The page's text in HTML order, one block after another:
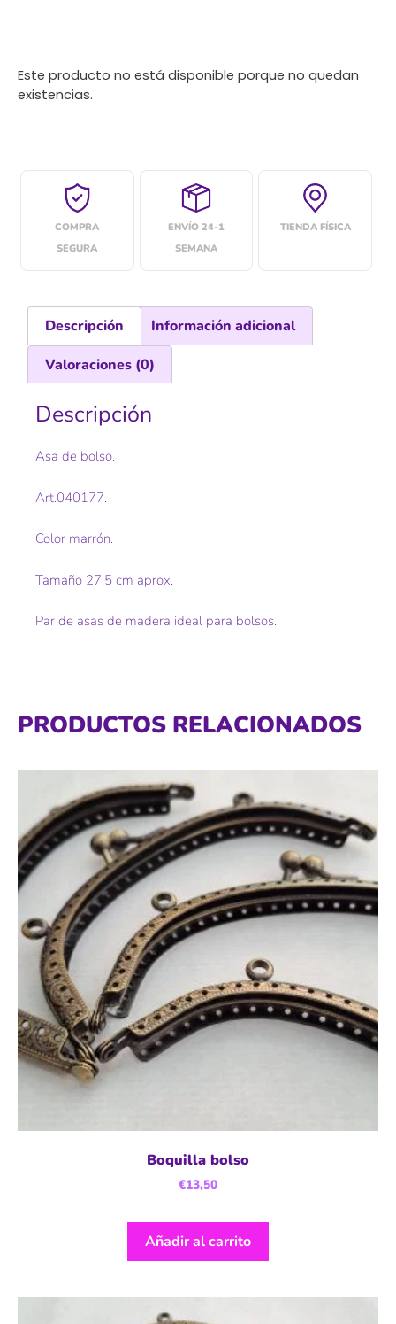
Este producto no está disponible porque no quedan
existencias.
COMPRA
SEGURA
ENVÍO 24-1
SEMANA
TIENDA FÍSICA
Descripción
Información adicional
Valoraciones (0)
Descripción
Asa de bolso.
Art.040177.
Color marrón.
Tamaño 27,5 cm aprox.
Par de asas de madera ideal para bolsos.
PRODUCTOS RELACIONADOS
Boquilla bolso
€13,50
Añadir al carrito